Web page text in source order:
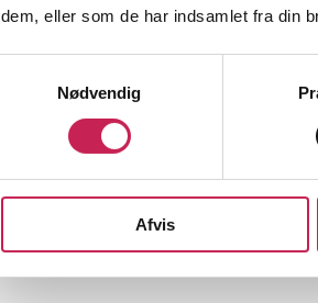
dem, eller som de har indsamlet fra din
Nødvendig
Afvis